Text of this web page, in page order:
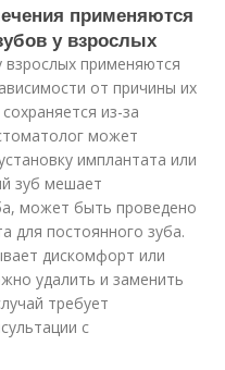
применяются
у взрослых
применяются
от причины их
из-за
может
имплантата или
зуб мешает
может быть проведено
для постоянного зуба.
дискомфорт или
удалить и заменить
требует
с